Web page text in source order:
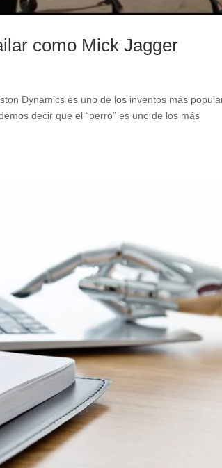
como Mick Jagger
Dynamics es uno de los inventos más
decir que el “perro” es uno de los más